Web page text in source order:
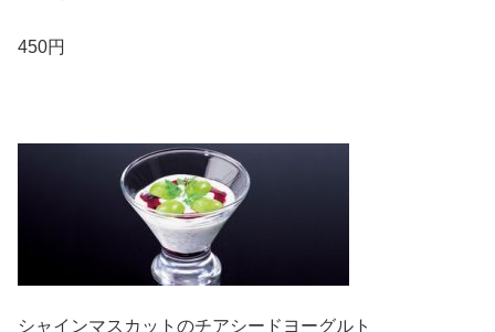
450円
シャインマスカットのチアシードヨーグルト